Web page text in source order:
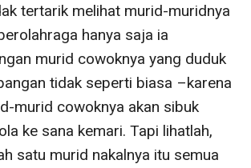
tertarik melihat murid-muridnya
hanya saja ia
murid cowoknya yang duduk
tidak seperti biasa –karena
murid cowoknya akan sibuk
ke sana kemari. Tapi lihatlah,
satu murid nakalnya itu semua